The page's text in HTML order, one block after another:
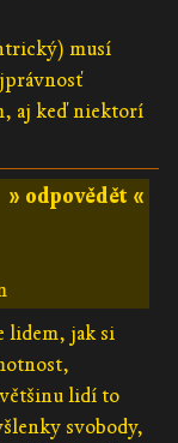
musí
aj keď niektorí
» odpovědět «
lidem, jak si
lidí to
svobody,